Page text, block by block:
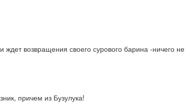
ждет возвращения своего сурового барина -ничего не
причем из Бузулука!